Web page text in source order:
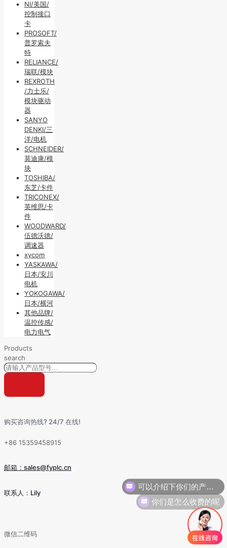
NI/美国/
控制接口
卡
PROSOFT/
普罗索夫
特
RELIANCE/
瑞联/模块
REXROTH
/力士乐/
模块驱动
器
SANYO
DENKI/三
洋/电机
SCHNEIDER/
莫迪康/模
块
TOSHIBA/
东芝/卡件
TRICONEX/
英维思/卡
件
WOODWARD/
伍德沃德/
调速器
xycom
YASKAWA/
日本/安川
电机
YOKOGAWA/
日本/横河
其他品牌/
温控传感/
电力电气
Products
search
购买咨询热线? 24/7 在线!
+86 15359458915
邮箱：sales@fyplc.cn
联系人：Lily
微信二维码
你们是怎么收费的呢